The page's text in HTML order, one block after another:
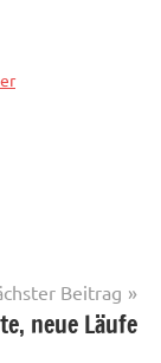
Beitrag
neue Läufe